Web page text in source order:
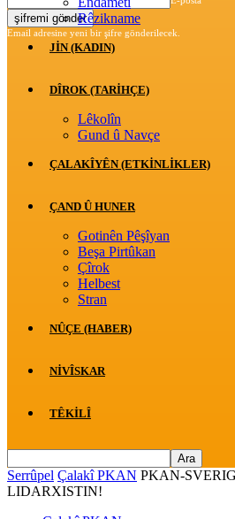
Email adresine yeni bir şifre gönderilecek.
Rêzikname
JİN (KADIN)
DÎROK (TARİHÇE)
Lêkolîn
Gund û Navçe
ÇALAKÎYÊN (ETKINLIKLER)
ÇAND Û HUNER
Gotinên Pêşîyan
Beşa Pirtûkan
Çîrok
Helbest
Stran
NÛÇE (HABER)
NIVÎSKAR
TÊKILÎ
Serrûpel Çalakî PKAN PKAN-
LIDARXISTIN!